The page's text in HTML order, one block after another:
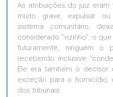
As atribuições do juiz
muito grave, expulsar
sistema comunitário,
considerado “vizinho”, o
futuramente, ninguém o
recebendo inclusive
Ele era também o
exceção para o homicídio,
dos tribunais.